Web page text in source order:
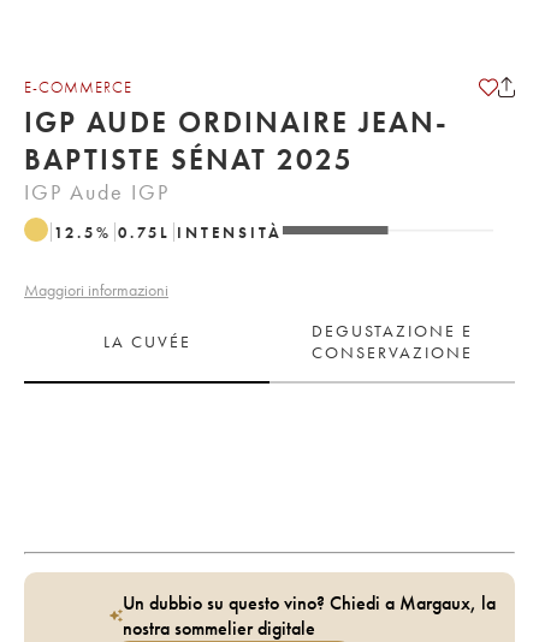
E-COMMERCE
IGP AUDE ORDINAIRE JEAN-
BAPTISTE SÉNAT 2025
IGP Aude IGP
12.5% 0.75 L INTENSITÀ
Maggiori informazioni
LA CUVÉE
DEGUSTAZIONE E
CONSERVAZIONE
Un dubbio su questo vino? Chiedi a Margaux, la
nostra sommelier digitale